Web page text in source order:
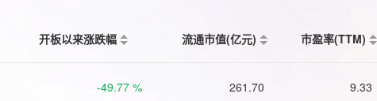
开板以来涨跌幅 流通市值(亿元) 市盈率(TTM)
-49.77 % 261.70 9.33